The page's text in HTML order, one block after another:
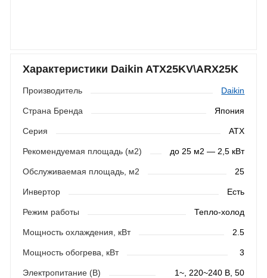
Характеристики Daikin ATX25KV\ARX25K
Производитель Daikin
Страна Бренда Япония
Серия ATX
Рекомендуемая площадь (м2) до 25 м2 — 2,5 кВт
Обслуживаемая площадь, м2 25
Инвертор Есть
Режим работы Тепло-холод
Мощность охлаждения, кВт 2.5
Мощность обогрева, кВт 3
Электропитание (В)
1~, 220~240 В, 50